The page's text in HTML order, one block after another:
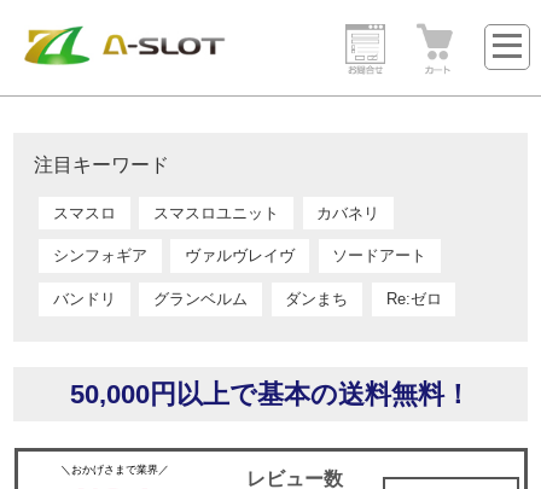
注目キーワード
スマスロ スマスロユニット カバネリ
シンフォギア ヴァルヴレイヴ ソードアート
バンドリ グランベルム ダンまち Re:ゼロ
50,000円以上で基本の送料無料！
＼おかげさまで業界／ レビュー数